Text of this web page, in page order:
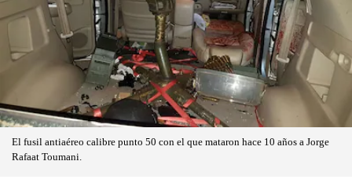
El fusil antiaéreo calibre punto 50 con el que mataron hace 10 años a Jorge
Rafaat Toumani.